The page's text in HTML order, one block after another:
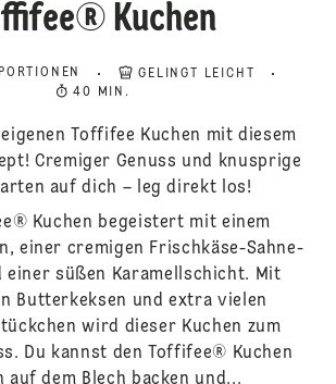
Kuchen
GELINGT LEICHT
40 MIN.
eigenen Toffifee Kuchen mit diesem
Cremiger Genuss und knusprige
auf dich – leg direkt los!
Kuchen begeistert mit einem
einer cremigen Frischkäse-Sahne-
einer süßen Karamellschicht. Mit
Butterkeksen und extra vielen
wird dieser Kuchen zum
Du kannst den Toffifee® Kuchen
auf dem Blech backen und...